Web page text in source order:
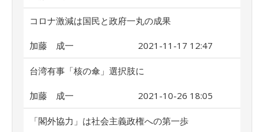
コロナ激減は国民と政府一丸の成果
加藤 成一 2021-11-17 12:47
台湾有事「核の傘」選択肢に
加藤 成一 2021-10-26 18:05
「閣外協力」は社会主義政権への第一歩